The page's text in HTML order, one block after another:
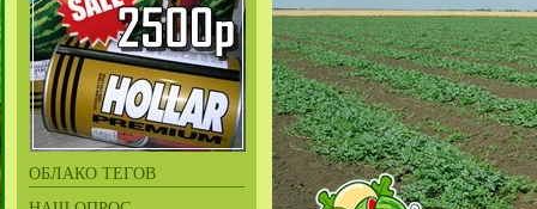
ОБЛАКО ТЕГОВ